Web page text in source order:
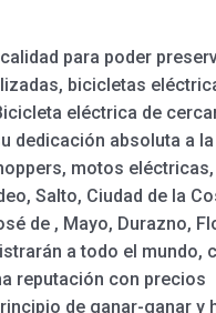
para poder
bicicletas
eléctrica de
dedicación absoluta a la
motos
Salto, Ciudad de la
de , Mayo, Durazno,
a todo el mundo,
reputación con precios
de ganar-ganar y